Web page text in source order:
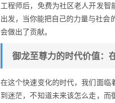
工程师后，免费为社区老人开发
出发，当你能把自己的力量与社会
会做出了贡献。
御龙至尊力的时代价值：
在这个快速变化的时代，我们面
到迷茫，不知道未来该怎么走，